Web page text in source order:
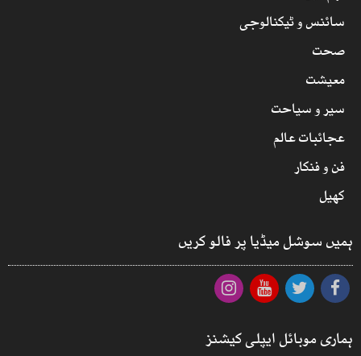
سائنس و ٹیکنالوجی
صحت
معیشت
سیر و سیاحت
عجائبات عالم
فن و فنکار
کھیل
ہمیں سوشل میڈیا پر فالو کریں
ہماری موبائل ایپلی کیشنز